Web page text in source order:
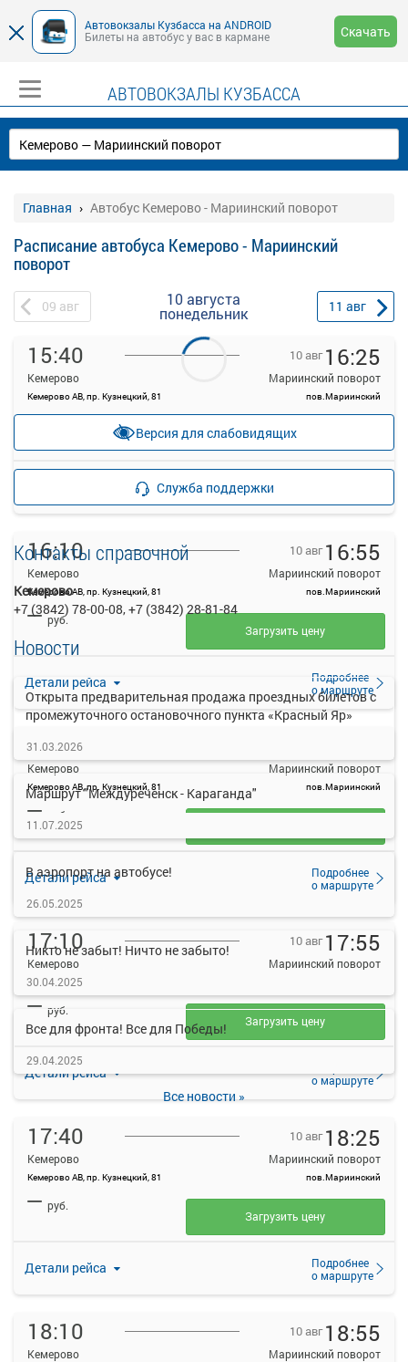
Автовокзалы Кузбасса на ANDROID
Билеты на автобус у вас в кармане
Скачать
АВТОВОКЗАЛЫ КУЗБАССА
Главная Автобус Кемерово - Мариинский поворот
Расписание автобуса Кемерово - Мариинский
поворот
09 авг 10 августа
понедельник 11 авг
15:40
Кемерово
Кемерово АВ, пр. Кузнецкий, 81
10 авг 16:25
Мариинский поворот
пов.Мариинский
—
Продажа билетов
прекращена
16:10
Кемерово
Кемерово АВ, пр. Кузнецкий, 81
10 авг 16:55
Мариинский поворот
пов.Мариинский
Детали рейса
Подробнее
о маршруте
— руб.
Загрузить цену
16:40
Кемерово
Кемерово АВ, пр. Кузнецкий, 81
Мариинский поворот
пов.Мариинский
Детали рейса
Подробнее
о маршруте
— руб.
17:10
Кемерово
Кемерово АВ, пр. Кузнецкий, 81
10 авг 17:55
Мариинский поворот
Детали рейса
о маршруте
— руб.
Загрузить цену
17:40
Кемерово
Кемерово АВ, пр. Кузнецкий, 81
10 авг 18:25
Мариинский поворот
пов.Мариинский
Детали рейса
Подробнее
о маршруте
— руб.
Загрузить цену
18:10
Кемерово
10 авг 18:55
Мариинский поворот
Версия для слабовидящих
Служба поддержки
Контакты справочной
Кемерово
+7 (3842) 78-00-08, +7 (3842) 28-81-84
Новости
Открыта предварительная продажа проездных билетов с
промежуточного остановочного пункта «Красный Яр»
31.03.2026
Маршрут "Междуреченск - Караганда"
11.07.2025
В аэропорт на автобусе!
26.05.2025
Никто не забыт! Ничто не забыто!
30.04.2025
Все для фронта! Все для Победы!
29.04.2025
Все новости »